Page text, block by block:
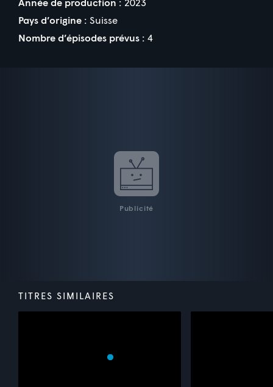
Pays d’origine : Suisse
Nombre d’épisodes prévus : 4
Publicité
TITRES SIMILAIRES